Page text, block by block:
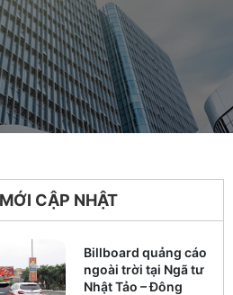
CẬP NHẬT
Billboard quảng cáo
ngoài trời tại Ngã tư
Nhật Tảo – Đông